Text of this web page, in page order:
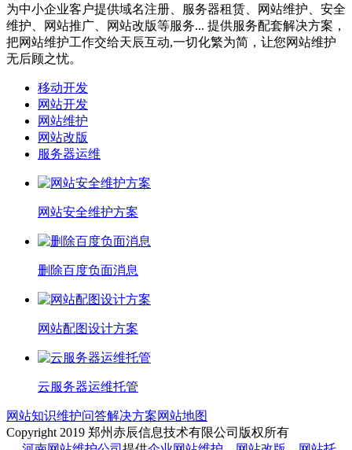
为中小企业客户提供域名注册、服务器租赁、网站维护、安全
维护、网站推广、网站改版等服务... 提供服务配套解决方案，
把网站维护工作交给天辰互动,一切化繁为简，让您网站维护
无后顾之忧。
移动开发
网站开发
网站维护
网站改版
服务器运维
网站安全维护方案
删除百度负面消息
网站配图设计方案
云服务器运维托管
网站知识维护问答解决方案网站地图
Copyright 2019 郑州赤辰信息技术有限公司版权所有